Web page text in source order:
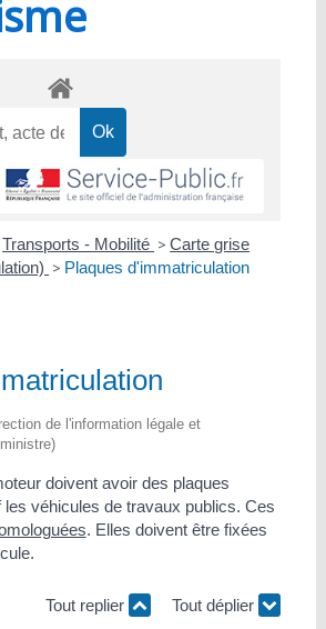
Transports - Mobilité > Carte grise
> Plaques d'immatriculation
de l'information légale et
doivent avoir des plaques
véhicules de travaux publics. Ces
. Elles doivent être fixées
Tout replier Tout déplier